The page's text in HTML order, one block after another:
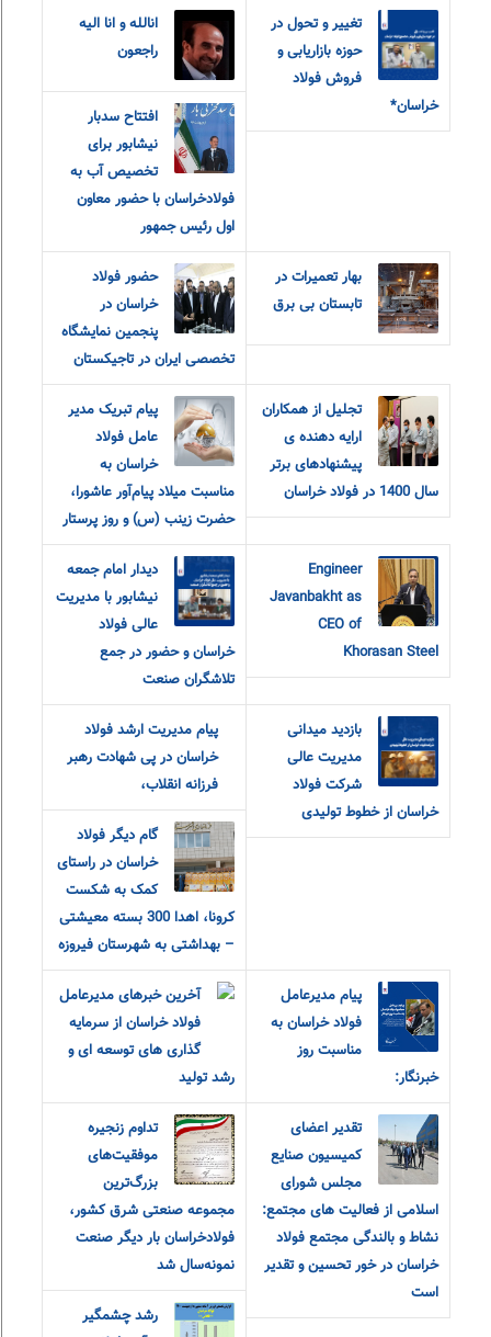
تغییر و تحول در
حوزه بازاریابی و
فروش فولاد
خراسان*
انالله و انا الیه
راجعون
افتتاح سدبار
نیشابور برای
تخصیص آب به
فولادخراسان با حضور معاون
اول رئیس جمهور
بهار تعمیرات در
تابستان بی برق
حضور فولاد
خراسان در
پنجمین نمایشگاه
تخصصی ایران در تاجیکستان
تجلیل از همکاران
ارایه دهنده ی
پیشنهادهای برتر
سال 1400 در فولاد خراسان
پیام تبریک مدیر
عامل فولاد
خراسان به
مناسبت میلاد پیام‌آور عاشورا،
حضرت زینب (س) و روز پرستار
Engineer
Javanbakht as
CEO of
Khorasan Steel
دیدار امام جمعه
نیشابور با مدیریت
عالی فولاد
خراسان و حضور در جمع
تلاشگران صنعت
بازدید میدانی
مدیریت عالی
شرکت فولاد
خراسان از خطوط تولیدی
پیام مدیریت ارشد فولاد
خراسان در پی شهادت رهبر
فرزانه انقلاب،
گام دیگر فولاد
خراسان در راستای
کمک به شکست
کرونا، اهدا 300 بسته معیشتی
– بهداشتی به شهرستان فیروزه
پیام مدیرعامل
فولاد خراسان به
مناسبت روز
خبرنگار:
آخرین خبرهای مدیرعامل
فولاد خراسان از سرمایه
گذاری های توسعه ای و
رشد تولید
تقدیر اعضای
کمیسیون صنایع
مجلس شورای
اسلامی از فعالیت های مجتمع:
نشاط و بالندگی مجتمع فولاد
خراسان در خور تحسین و تقدیر
است
تداوم زنجیره
موفقیت‌های
بزرگ‌ترین
مجموعه صنعتی شرق کشور،
فولادخراسان بار دیگر صنعت
نمونه‌سال شد
رشد چشمگیر